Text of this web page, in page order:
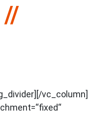
//
vc_column]